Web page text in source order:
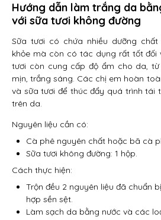
Hướng dẫn làm trắng da
với sữa tươi không đường
Sữa tươi có chứa nhiều dưỡng
khỏe mà còn có tác dụng rất tốt đối
tươi còn cung cấp độ ẩm cho da,
mịn, trắng sáng. Các chị em hoàn
và sữa tươi để thúc đẩy quá trình tái
trên da.
Nguyên liệu cần có:
Cà phê nguyên chất hoặc bã cà
Sữa tươi không đường: 1 hộp.
Cách thực hiện:
Trộn đều 2 nguyên liệu đã chuẩn
hợp sền sệt.
Làm sạch da bằng nước và các